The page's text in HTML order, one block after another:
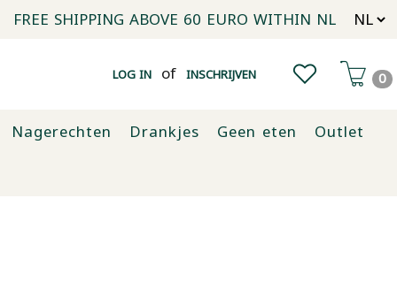
FREE SHIPPING ABOVE 60 EURO WITHIN NL
LOG IN of INSCHRIJVEN 0
Nagerechten Drankjes Geen eten
Outlet